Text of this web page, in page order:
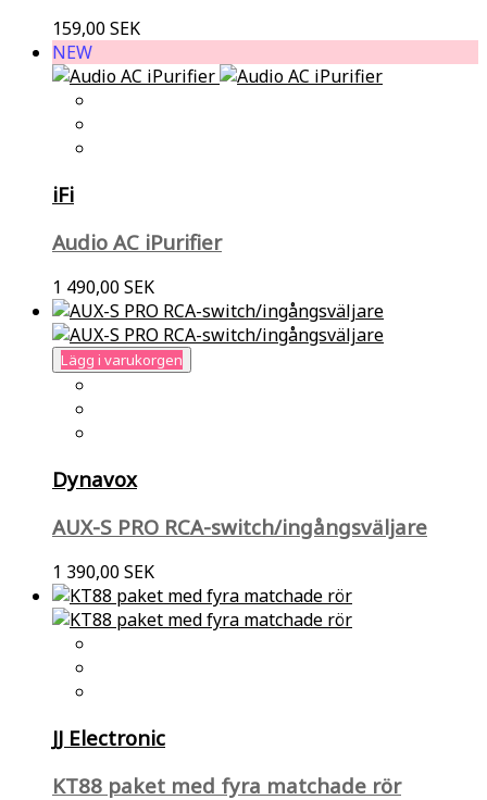
159,00 SEK
NEW
iFi
Audio AC iPurifier
1 490,00 SEK
Lägg i varukorgen
Dynavox
AUX-S PRO RCA-switch/ingångsväljare
1 390,00 SEK
JJ Electronic
KT88 paket med fyra matchade rör